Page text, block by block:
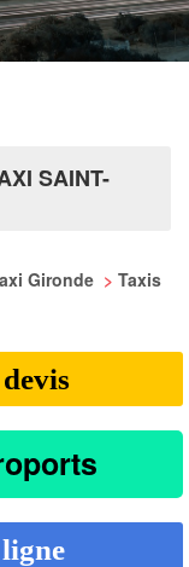
SAINT-
Gironde > Taxis